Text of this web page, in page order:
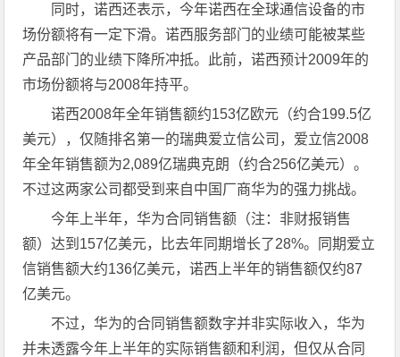
同时，诺西还表示，今年诺西在全球通信设备的市
场份额将有一定下滑。诺西服务部门的业绩可能被某些
产品部门的业绩下降所冲抵。此前，诺西预计2009年的
市场份额将与2008年持平。
诺西2008年全年销售额约153亿欧元（约合199.5亿
美元），仅随排名第一的瑞典爱立信公司，爱立信2008
年全年销售额为2,089亿瑞典克朗（约合256亿美元）。
不过这两家公司都受到来自中国厂商华为的强力挑战。
今年上半年，华为合同销售额（注：非财报销售
额）达到157亿美元，比去年同期增长了28%。同期爱立
信销售额大约136亿美元，诺西上半年的销售额仅约87
亿美元。
不过，华为的合同销售额数字并非实际收入，华为
并未透露今年上半年的实际销售额和利润，但仅从合同